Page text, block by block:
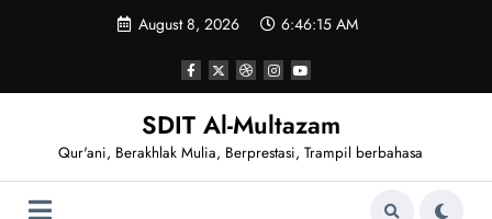
August 8, 2026 6:46:15 AM
SDIT Al-Multazam
Qur'ani, Berakhlak Mulia, Berprestasi, Trampil berbahasa